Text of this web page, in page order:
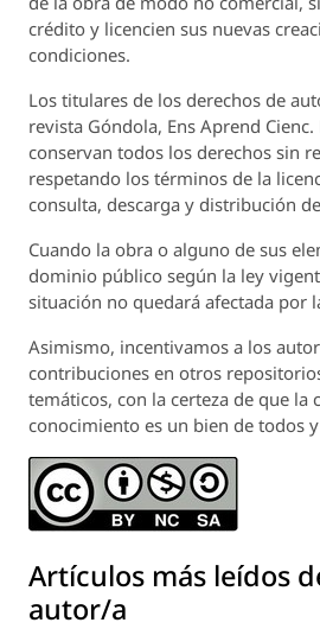
crédito y licencien sus nuevas
condiciones.
Los titulares de los derechos de
revista Góndola, Ens Aprend Cienc.
conservan todos los derechos sin
respetando los términos de la
consulta, descarga y distribución
Cuando la obra o alguno de sus
dominio público según la ley
situación no quedará afectada por
Asimismo, incentivamos a los
contribuciones en otros
temáticos, con la certeza de que la
conocimiento es un bien de todos
Artículos más leídos
autor/a